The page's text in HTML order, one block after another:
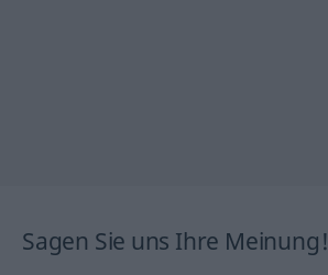
Sagen Sie uns Ihre Meinung!